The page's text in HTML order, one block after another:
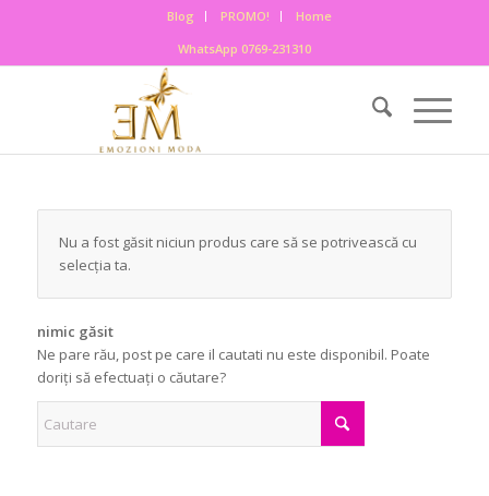
Blog PROMO!
Home
WhatsApp 0769-231310
Nu a fost găsit niciun produs care să se potrivească cu
selecția ta.
nimic găsit
Ne pare rău, post pe care il cautati nu este disponibil. Poate
doriți să efectuați o căutare?